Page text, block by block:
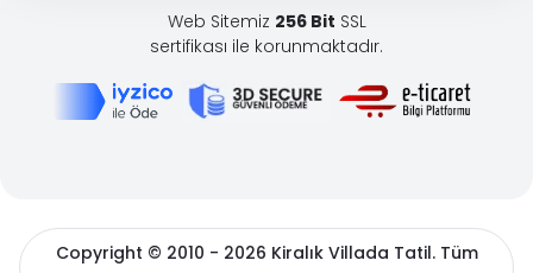
Web Sitemiz 256 Bit SSL
sertifikası ile korunmaktadır.
Copyright © 2010 - 2026 Kiralık Villada Tatil. Tüm